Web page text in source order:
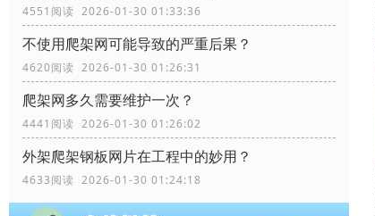
4551阅读 2026-01-30 01:33:36
不使用爬架网可能导致的严重后果？
4620阅读 2026-01-30 01:26:31
爬架网多久需要维护一次？
4441阅读 2026-01-30 01:26:02
外架爬架钢板网片在工程中的妙用？
4633阅读 2026-01-30 01:24:18